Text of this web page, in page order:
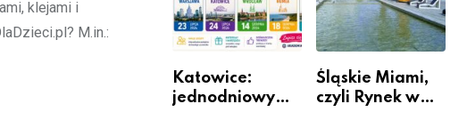
klejami i
M.in.:
Katowice:
jednodniowy
Śląskie Miami,
czyli Rynek w